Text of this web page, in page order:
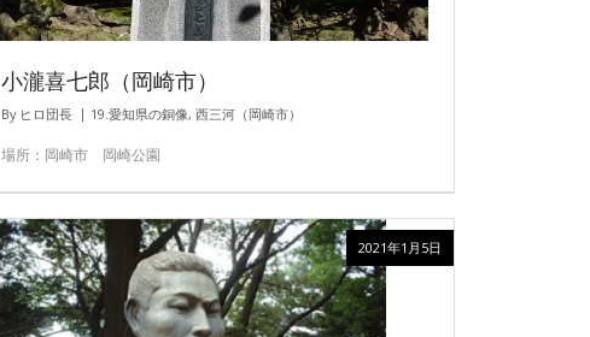
小瀧喜七郎（岡崎市）
By ヒロ団長 19.愛知県の銅像, 西三河（岡崎市）
場所：岡崎市 岡崎公園
2021年1月5日